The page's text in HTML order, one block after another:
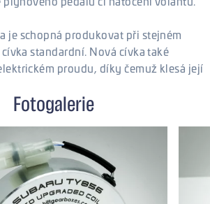
je schopná produkovat při stejném
standardní. Nová cívka také
proudu, díky čemuž klesá její
Fotogalerie